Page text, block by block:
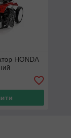
HONDA